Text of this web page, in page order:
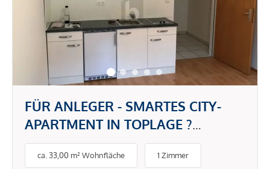
FÜR ANLEGER - SMARTES CITY-
APARTMENT IN TOPLAGE ?
EFFIZIENT, LEISTBAR & PERFEKTE
ANBINDUNG
ca. 33,00 m² Wohnfläche 1 Zimmer